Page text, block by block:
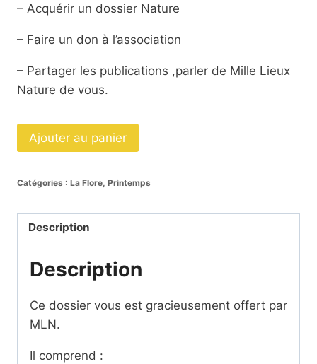
– Acquérir un dossier Nature
– Faire un don à l’association
– Partager les publications ,parler de Mille Lieux
Nature de vous.
quantité
de
La
cursif
Ajouter au panier
Catégories : La Flore Printemps
Description
Description
Ce dossier vous est gracieusement offert par
MLN.
Il comprend :